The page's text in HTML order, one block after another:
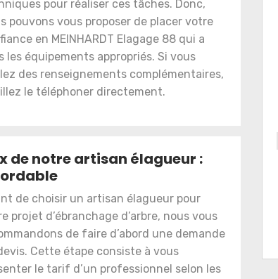
pour réaliser ces tâches. Donc,
pouvons vous proposer de placer votre
en MEINHARDT Elagage 88 qui a
les équipements appropriés. Si vous
des renseignements complémentaires,
le téléphoner directement.
de notre artisan élagueur :
de choisir un artisan élagueur pour
projet d’ébranchage d’arbre, nous vous
de faire d’abord une demande
Cette étape consiste à vous
le tarif d’un professionnel selon les